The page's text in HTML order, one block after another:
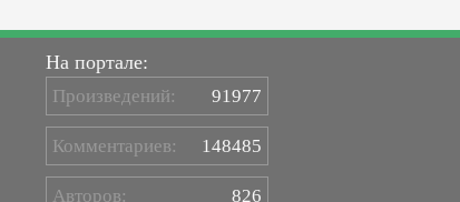
На портале:
Произведений: 91977
Комментариев: 148485
Авторов: 826